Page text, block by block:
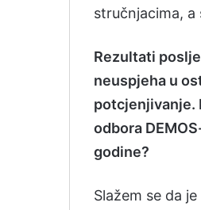
stručnjacima, a
Rezultati
neuspjeha u
potcjenjivanje.
odbora
godine?
Slažem se da